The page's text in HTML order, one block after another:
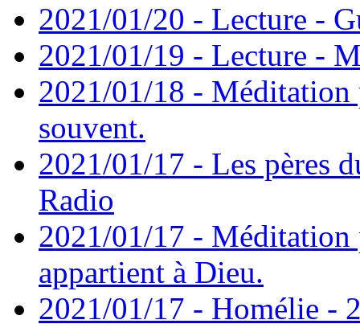
2021/01/20 - Lecture -
2021/01/19 - Lecture -
2021/01/18 - Méditation
souvent.
2021/01/17 - Les pères
Radio
2021/01/17 - Méditation
appartient à Dieu.
2021/01/17 - Homélie -